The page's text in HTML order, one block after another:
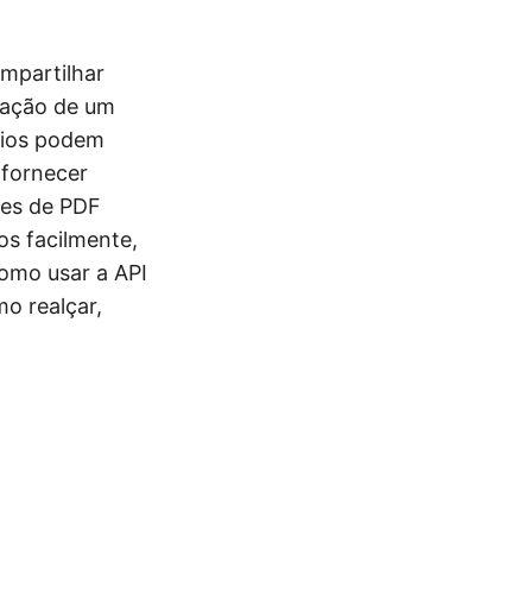
de um
podem
de PDF
facilmente,
usar a API
realçar,